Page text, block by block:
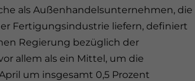
als Außenhandelsunternehmen, die
Fertigungsindustrie liefern, definiert
Regierung bezüglich der
allem als ein Mittel, um die
um insgesamt 0,5 Prozent
Statement for this website. Please